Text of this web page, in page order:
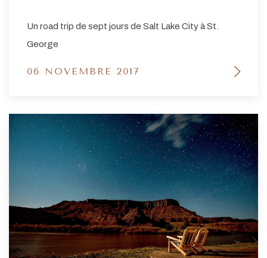
Un road trip de sept jours de Salt Lake City à St.
George
06 NOVEMBRE 2017